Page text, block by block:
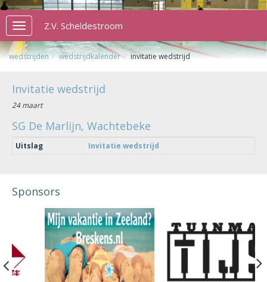
Toggle
navigation
Z.V. Scheldestroom
wedstrijden wedstrijdkalender invitatie wedstrijd
Invitatie wedstrijd
24 maart
SG De Marlijn, Wachtebeke
Uitslag Invitatie wedstrijd
Sponsors
Previous